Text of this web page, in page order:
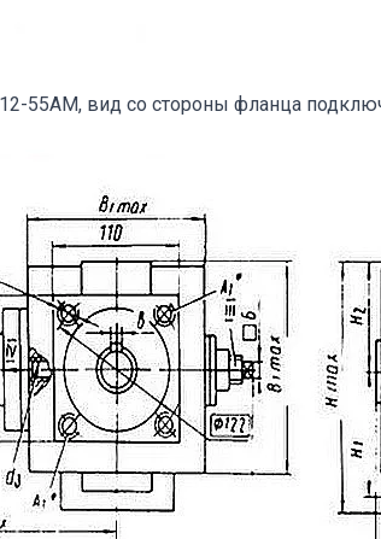
55АМ, вид со стороны фланца